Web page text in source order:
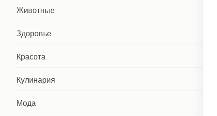
Животные
Здоровье
Красота
Кулинария
Мода